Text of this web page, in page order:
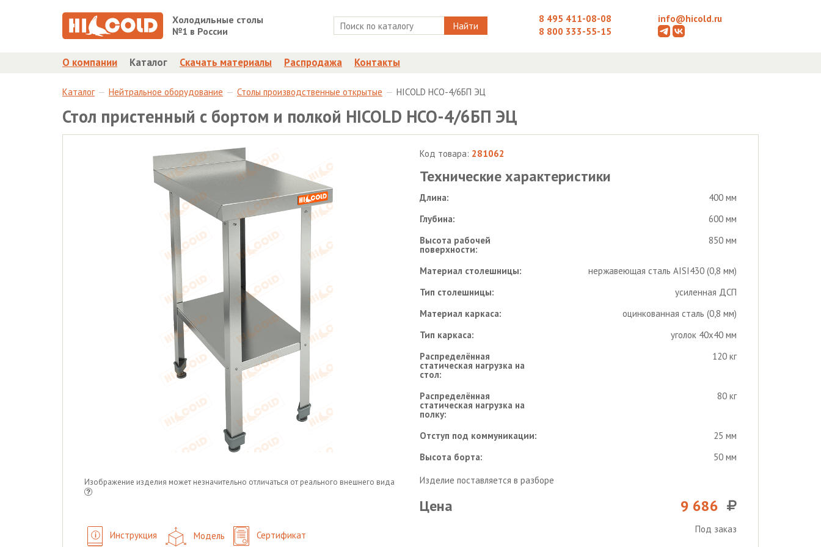
Холодильные столы
№1 в России
Найти
8 495 411-08-08
8 800 333-55-15
info@hicold.ru
О компании Каталог Скачать материалы Распродажа Контакты
Каталог Нейтральное оборудование Столы производственные открытые HICOLD НСО-4/6БП ЭЦ
Стол пристенный с бортом и полкой HICOLD НСО-4/6БП ЭЦ
Изображение изделия может незначительно отличаться от реального внешнего вида
Инструкция Модель Сертификат
Код товара: 281062
Технические характеристики
Длина:
400 мм
Глубина:
600 мм
Высота рабочей
поверхности:
850 мм
Материал столешницы:
нержавеющая сталь AISI430 (0,8 мм)
Тип столешницы:
усиленная ДСП
Материал каркаса:
оцинкованная сталь (0,8 мм)
Тип каркаса:
уголок 40х40 мм
Распределённая
статическая нагрузка на
стол:
120 кг
Распределённая
статическая нагрузка на
полку:
80 кг
Отступ под коммуникации:
25 мм
Высота борта:
50 мм
Изделие поставляется в разборе
Цена 9 686
Под заказ